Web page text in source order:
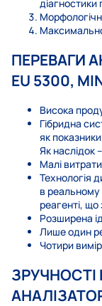
діагностики
ПЕРЕВАГИ
EU 5300,
Висока
Гібридна
як показники
Як наслідок
Малі
Технологія
в реальному
реагенті, що
Розширена
Лише один
Чотири